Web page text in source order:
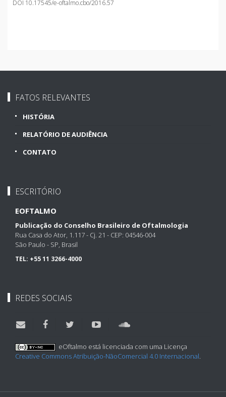
DOI 10.17545/e-oftalmo.cbo/2016.57
FATOS RELEVANTES
HISTÓRIA
RELATÓRIO DE AUDIÊNCIA
CONTATO
ESCRITÓRIO
EOFTALMO
Publicação do Conselho Brasileiro de Oftalmologia
Rua Casa do Ator, 1.117 - Cj. 21 - CEP: 04546-004
São Paulo - SP, Brasil
TEL: +55 11 3266-4000
REDES SOCIAIS
eOftalmo está licenciada com uma Licença
Creative Commons Atribuição-NãoComercial 4.0 Internacional.